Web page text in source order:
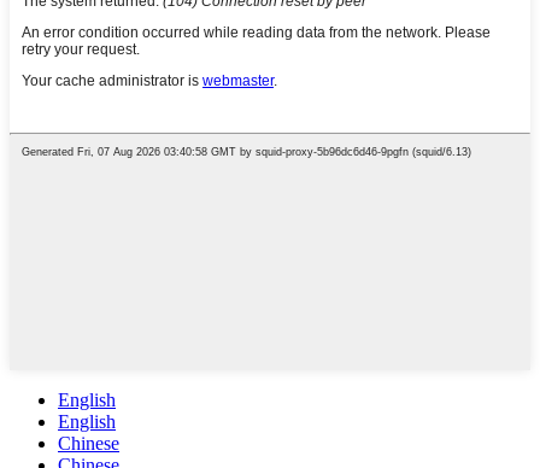
English
English
Chinese